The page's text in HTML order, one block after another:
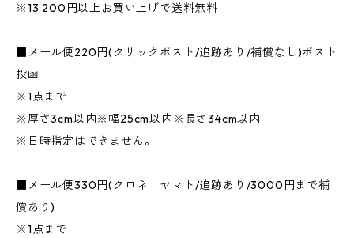
※13,200円以上お買い上げで送料無料
■メール便220円(クリックポスト/追跡あり/補償なし)ポスト
投函
※1点まで
※厚さ3cm以内※幅25cm以内※長さ34cm以内
※日時指定はできません。
■メール便330円(クロネコヤマト/追跡あり/3000円まで補
償あり)
※1点まで